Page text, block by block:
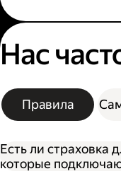
Нас
Правила
Есть ли страховка
которые